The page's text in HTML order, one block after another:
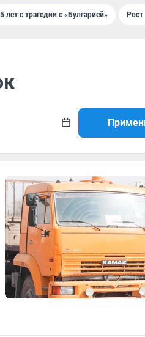
лет с трагедии с «Булгарией»